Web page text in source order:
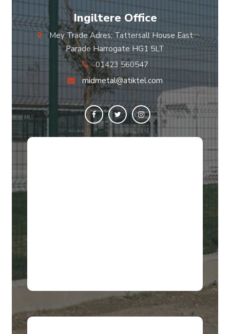
Ingiltere Office
Mey Trade Adres; Tattersall House East
Parade Harrogate HG1 5LT
01423 560547
midmetal@atiktel.com